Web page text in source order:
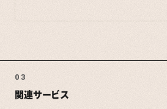
03
関連サービス